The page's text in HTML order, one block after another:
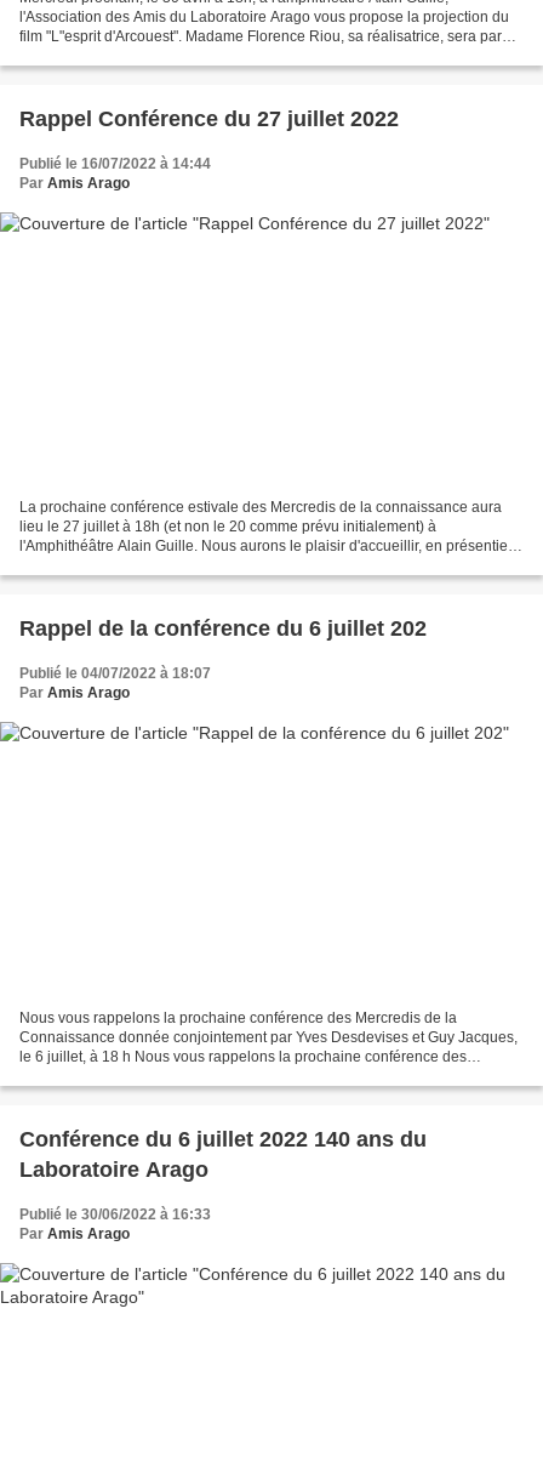
l'Association des Amis du Laboratoire Arago vous propose la projection du
film "L"esprit d'Arcouest". Madame Florence Riou, sa réalisatrice, sera parmi
Rappel Conférence du 27 juillet 2022
Publié le 16/07/2022 à 14:44
Par Amis Arago
La prochaine conférence estivale des Mercredis de la connaissance aura
lieu le 27 juillet à 18h (et non le 20 comme prévu initialement) à
l'Amphithéâtre Alain Guille. Nous aurons le plaisir d'accueillir, en présentiel,
Rappel de la conférence du 6 juillet 202
Publié le 04/07/2022 à 18:07
Par Amis Arago
Nous vous rappelons la prochaine conférence des Mercredis de la
Connaissance donnée conjointement par Yves Desdevises et Guy Jacques,
le 6 juillet, à 18 h Nous vous rappelons la prochaine conférence des
Conférence du 6 juillet 2022 140 ans du
Laboratoire Arago
Publié le 30/06/2022 à 16:33
Par Amis Arago